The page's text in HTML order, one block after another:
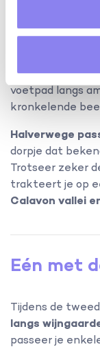
Vanuit het
fietsroutes
testten de
via Lacoste en
aanbevelen!
voetpad langs
kronkelende
Halverwege
dorpje dat
Trotseer zeker
trakteert je op
Calavon vallei
Eén met
Tijdens de
langs
passeer je